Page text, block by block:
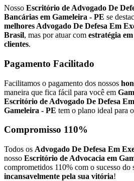
Nosso Escritório de Advogado De
Bancárias em Gameleira - PE se
melhores Advogado De Defesa Em
Brasil, mas por atuar com estratégia em
clientes.
Pagamento Facilitado
Facilitamos o pagamento dos nossos
maneira que fica fácil para você em
Escritório de Advogado De Defesa
Gameleira - PE tem o plano ideal para
Compromisso 110%
Todos os Advogado De Defesa Em
nosso Escritório de Advocacia em
comprometidos 110% com o sucesso do
incansavelmente pela sua vitória!